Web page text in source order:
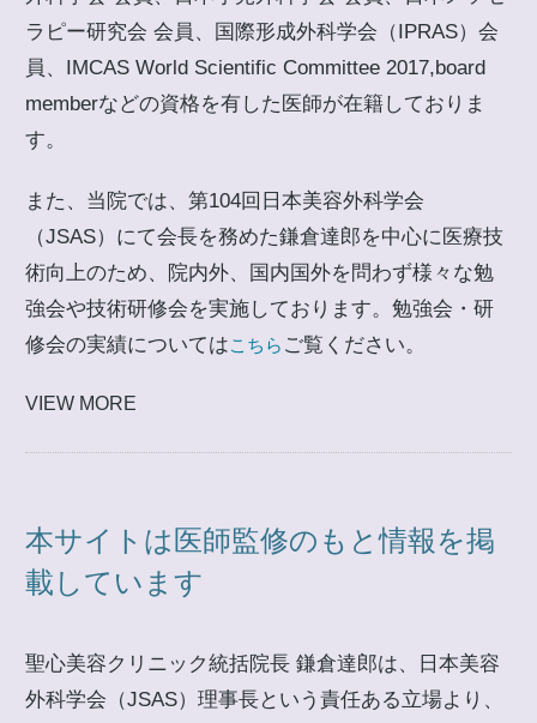
ラピー研究会 会員、国際形成外科学会（IPRAS）会
員、IMCAS World Scientific Committee 2017,board
memberなどの資格を有した医師が在籍しておりま
す。
また、当院では、第104回日本美容外科学会
（JSAS）にて会長を務めた鎌倉達郎を中心に医療技
術向上のため、院内外、国内国外を問わず様々な勉
強会や技術研修会を実施しております。勉強会・研
修会の実績についてはこちら ご覧ください。
VIEW MORE
本サイトは医師監修のもと情報を掲
載しています
聖心美容クリニック統括院長 鎌倉達郎は、日本美容
外科学会（JSAS）理事長という責任ある立場より、